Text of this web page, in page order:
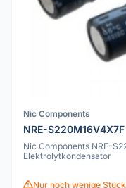
Nic Components
NRE-S220M16V4X7F
Nic Components NRE-
Elektrolytkondensator
Nur noch wenige